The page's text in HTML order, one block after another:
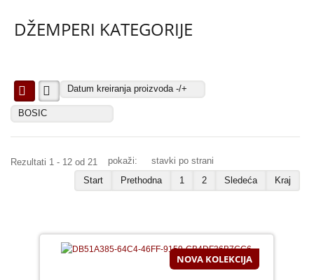
PRODAVNICA
DŽEMPERI KATEGORIJE
Datum kreiranja proizvoda -/+
BOSIC
Rezultati 1 - 12 od 21 pokaži:
stavki po strani
Start
Prethodna 1 2 Sledeća Kraj
NOVA KOLEKCIJA